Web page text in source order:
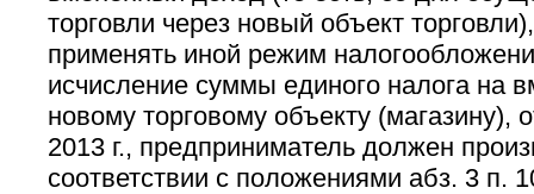
торговли через новый объект
применять иной режим
исчисление суммы единого налога на
новому торговому объекту (магазину),
2013 г., предприниматель должен
соответствии с положениями абз. 3 п.